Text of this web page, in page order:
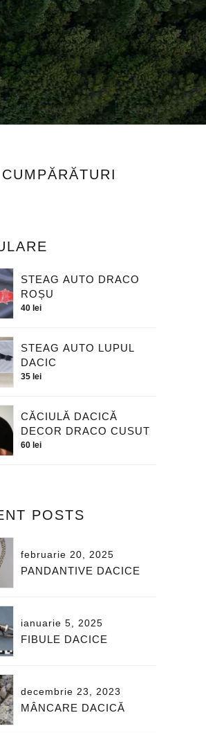
STEAG AUTO DRACO
ROȘU
40 lei
STEAG AUTO LUPUL
DACIC
35 lei
CĂCIULĂ DACICĂ
DECOR DRACO CUSUT
60 lei
POSTS
februarie 20, 2025
PANDANTIVE DACICE
ianuarie 5, 2025
FIBULE DACICE
decembrie 23, 2023
MÂNCARE DACICĂ